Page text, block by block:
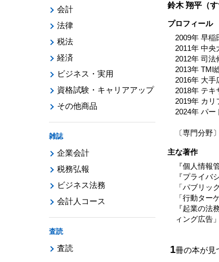
鈴木 翔平 （
プロフィール
2009年 早稲
2011年 中央
2012年 司法
2013年 TMI
2016年 大手
2018年 テキ
2019年 カ
2024年 パー
〔専門分野
主な著作
『個人情報
『プライバ
「パブリッ
「行動ター
『起業の法
ィング広告
1冊の本が
会計
法律
税法
経済
ビジネス・実用
資格試験・キャリアアップ
その他商品
雑誌
企業会計
税務弘報
ビジネス法務
会計人コース
査読
査読